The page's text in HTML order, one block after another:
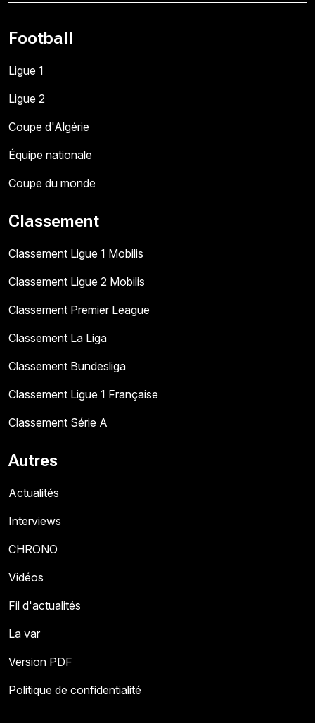
Football
Ligue 1
Ligue 2
Coupe d'Algérie
Équipe nationale
Coupe du monde
Classement
Classement Ligue 1 Mobilis
Classement Ligue 2 Mobilis
Classement Premier League
Classement La Liga
Classement Bundesliga
Classement Ligue 1 Française
Classement Série A
Autres
Actualités
Interviews
CHRONO
Vidéos
Fil d'actualités
La var
Version PDF
Politique de confidentialité